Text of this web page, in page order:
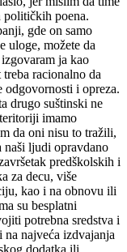
političkih poena.
gde on samo
uloge, možete da
ja kao
racionalno da
odgovornosti i opreza.
drugo suštinski ne
imamo
da oni nisu to tražili,
naši ljudi opravdano
predškolskih i
za decu, više
kao i na obnovu ili
su besplatni
potrebna sredstva i
najveća izdvajanja
dodatka ili